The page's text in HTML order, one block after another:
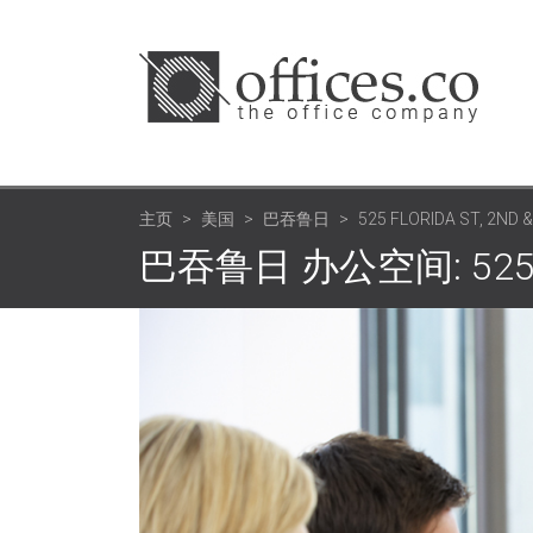
主页 美国 巴吞鲁日 525 FLORIDA ST, 2ND
巴吞鲁日 办公空间: